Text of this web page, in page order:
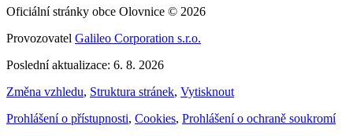
Oficiální stránky obce Olovnice © 2026
Provozovatel Galileo Corporation s.r.o.
Poslední aktualizace: 6. 8. 2026
Změna vzhledu, Struktura stránek, Vytisknout
Prohlášení o přístupnosti, Cookies, Prohlášení o ochraně soukromí